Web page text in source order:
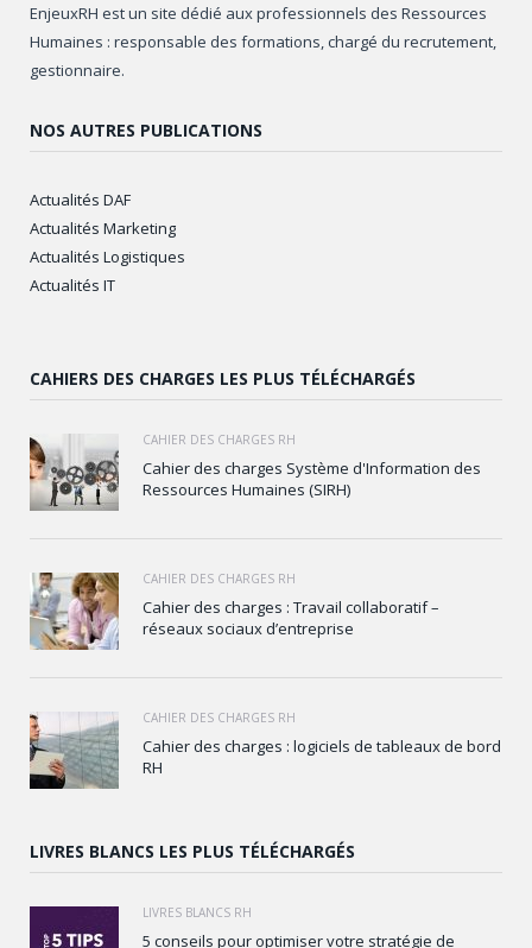
EnjeuxRH est un site dédié aux professionnels des Ressources
Humaines : responsable des formations, chargé du recrutement,
gestionnaire.
NOS AUTRES PUBLICATIONS
Actualités DAF
Actualités Marketing
Actualités Logistiques
Actualités IT
CAHIERS DES CHARGES LES PLUS TÉLÉCHARGÉS
CAHIER DES CHARGES RH
Cahier des charges Système d'Information des
Ressources Humaines (SIRH)
CAHIER DES CHARGES RH
Cahier des charges : Travail collaboratif –
réseaux sociaux d’entreprise
CAHIER DES CHARGES RH
Cahier des charges : logiciels de tableaux de bord
RH
LIVRES BLANCS LES PLUS TÉLÉCHARGÉS
LIVRES BLANCS RH
5 conseils pour optimiser votre stratégie de